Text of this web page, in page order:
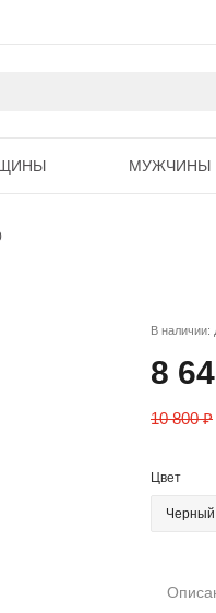
МУЖЧИНЫ
В наличии:
8
10 800 ₽
Цвет
Черный